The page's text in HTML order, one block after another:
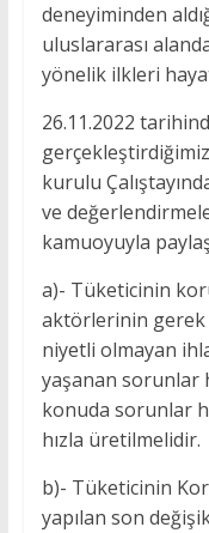
deneyiminden
uluslararası
yönelik ilkleri
26.11.2022
gerçekleştirdiğimiz
kurulu
ve
kamuoyuyla
a)- Tüketicinin
aktörlerinin gerek
niyetli olmayan
yaşanan sorunlar
konuda sorunlar
hızla üretilmelidir.
b)- Tüketicinin
yapılan son